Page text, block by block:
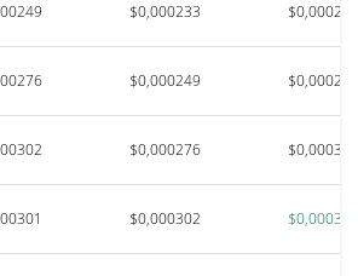
$0,000233 $0,000249
$0,000249 $0,000276
$0,000276 $0,000303
$0,000302 $0,000308